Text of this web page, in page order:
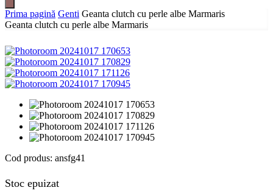
Prima pagină Genti Geanta clutch cu perle albe Marmaris
Geanta clutch cu perle albe Marmaris
Cod produs: ansfg41
Stoc epuizat